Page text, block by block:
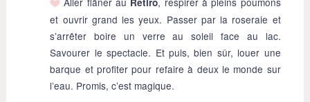
et ouvrir grand les yeux. Passer par la roseraie et
s’arrêter boire un verre au soleil face au lac.
Savourer le spectacle. Et puis, bien sûr, louer une
barque et profiter pour refaire à deux le monde sur
l’eau. Promis, c’est magique.